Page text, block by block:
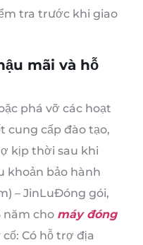
tra trước khi giao
mãi và hỗ
phá vỡ các hoạt
cung cấp đào tạo,
kịp thời sau khi
khoản bảo hành
– JinLuĐóng gói,
năm cho máy đóng
Có hỗ trợ địa